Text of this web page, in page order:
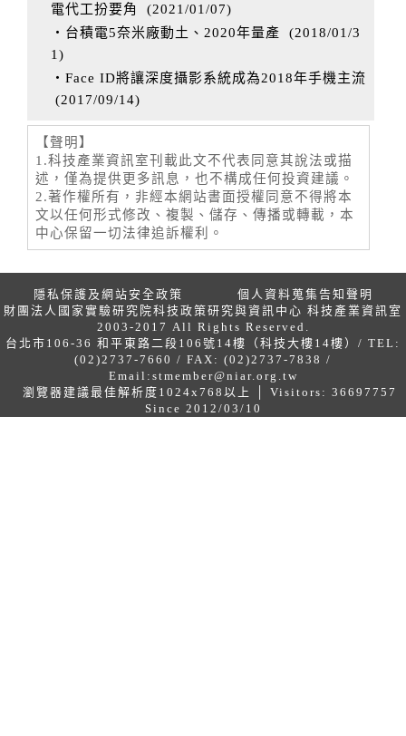
電代工扮要角
(2021/01/07)
‧台積電5奈米廠動土、2020年量產 (2018/01/3
1 )
‧Face ID將讓深度攝影系統成為2018年手機主流
(2017/09/14)
【聲明】
1.科技產業資訊室刊載此文不代表同意其說法或描
述，僅為提供更多訊息，也不構成任何投資建議。
2.著作權所有，非經本網站書面授權同意不得將本
文以任何形式修改、複製、儲存、傳播或轉載，本
中心保留一切法律追訴權利。
隱私保護及網站安全政策
個人資料蒐集告知聲明
財團法人國家實驗研究院科技政策研究與資訊中心 科技產業資訊室
2003-2017 All Rights Reserved.
台北市106-36 和平東路二段106號14樓（科技大樓14樓）/ TEL:
(02)2737-7660 / FAX: (02)2737-7838 /
Email: stmember@niar.org.tw
瀏覽器建議最佳解析度1024x768以上 │ Visitors: 36697757
Since 2012/03/10